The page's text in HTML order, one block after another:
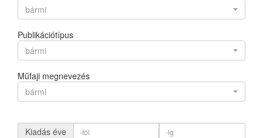
bármi
Publikációtípus
bármi
Műfaji megnevezés
bármi
Kiadás éve